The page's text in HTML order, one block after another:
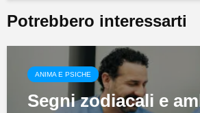
Potrebbero interessarti
ANIMA E PSICHE
Segni zodiacali e